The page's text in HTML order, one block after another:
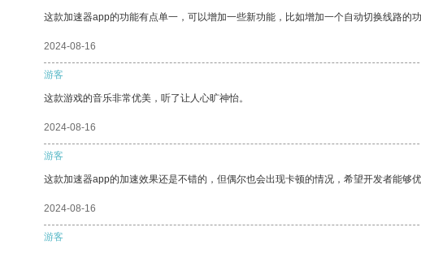
这款加速器app的功能有点单一，可以增加一些新功能，比如增加一个自动切换线路的功
2024-08-16
游客
这款游戏的音乐非常优美，听了让人心旷神怡。
2024-08-16
游客
这款加速器app的加速效果还是不错的，但偶尔也会出现卡顿的情况，希望开发者能够优
2024-08-16
游客